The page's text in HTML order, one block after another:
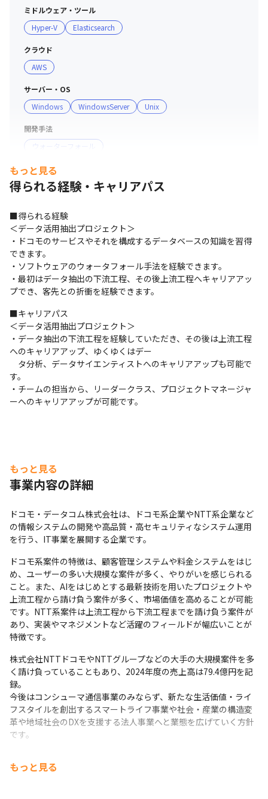
ミドルウェア・ツール
Hyper-V
Elasticsearch
クラウド
AWS
サーバー・OS
Windows
WindowsServer Unix
開発手法
ウォーターフォール
もっと見る
得られる経験・キャリアパス
■得られる経験
＜データ活用抽出プロジェクト＞
・ドコモのサービスやそれを構成するデータベースの知識を習得
できます。
・ソフトウェアのウォータフォール手法を経験できます。
・最初はデータ抽出の下流工程、その後上流工程へキャリアアッ
プでき、客先との折衝を経験できます。
■キャリアパス
＜データ活用抽出プロジェクト＞
・データ抽出の下流工程を経験していただき、その後は上流工程
へのキャリアアップ、ゆくゆくはデー
タ分析、データサイエンティストへのキャリアアップも可能で
す。
・チームの担当から、リーダークラス、プロジェクトマネージャ
ーへのキャリアアップが可能です。
もっと見る
事業内容の詳細
ドコモ・データコム株式会社は、ドコモ系企業やNTT系企業など
の情報システムの開発や高品質・高セキュリティなシステム運用
を行う、IT事業を展開する企業です。
ドコモ系案件の特徴は、顧客管理システムや料金システムをはじ
め、ユーザーの多い大規模な案件が多く、やりがいを感じられる
こと。また、AIをはじめとする最新技術を用いたプロジェクトや
上流工程から請け負う案件が多く、市場価値を高めることが可能
です。NTT系案件は上流工程から下流工程までを請け負う案件が
あり、実装やマネジメントなど活躍のフィールドが幅広いことが
特徴です。
株式会社NTTドコモやNTTグループなどの大手の大規模案件を多
く請け負っていることもあり、2024年度の売上高は79.4億円を記
録。
今後はコンシューマ通信事業のみならず、新たな生活価値・ライ
フスタイルを創出するスマートライフ事業や社会・産業の構造変
革や地域社会のDXを支援する法人事業へと業態を広げていく方針
です。
もっと見る